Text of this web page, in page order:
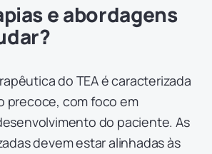
e abordagens
do TEA é caracterizada
precoce, com foco em
do paciente. As
devem estar alinhadas às